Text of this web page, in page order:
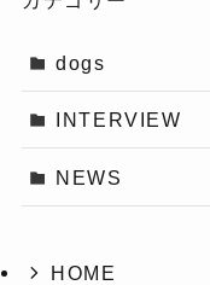
dogs
INTERVIEW
NEWS
HOME